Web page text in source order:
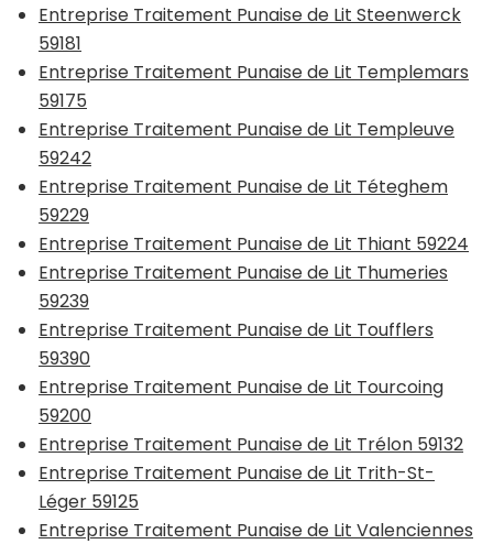
Entreprise Traitement Punaise de Lit Steenwerck
59181
Entreprise Traitement Punaise de Lit Templemars
59175
Entreprise Traitement Punaise de Lit Templeuve
59242
Entreprise Traitement Punaise de Lit Téteghem
59229
Entreprise Traitement Punaise de Lit Thiant 59224
Entreprise Traitement Punaise de Lit Thumeries
59239
Entreprise Traitement Punaise de Lit Toufflers
59390
Entreprise Traitement Punaise de Lit Tourcoing
59200
Entreprise Traitement Punaise de Lit Trélon 59132
Entreprise Traitement Punaise de Lit Trith-St-
Léger 59125
Entreprise Traitement Punaise de Lit Valenciennes